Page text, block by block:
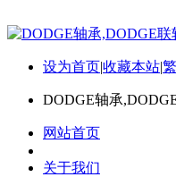
设为首页|收藏本站|
DODGE轴承
网站首页
关于我们